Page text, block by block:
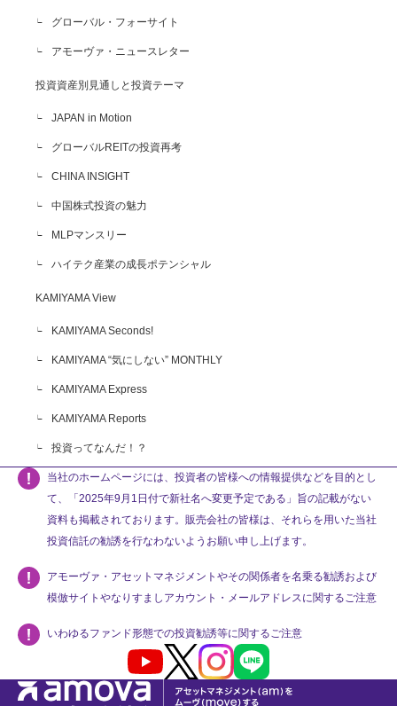
グローバル・フォーサイト
アモーヴァ・ニュースレター
投資資産別見通しと投資テーマ
JAPAN in Motion
グローバルREITの投資再考
CHINA INSIGHT
中国株式投資の魅力
MLPマンスリー
ハイテク産業の成長ポテンシャル
KAMIYAMA View
KAMIYAMA Seconds!
KAMIYAMA “気にしない” MONTHLY
KAMIYAMA Express
KAMIYAMA Reports
投資ってなんだ！？
当社のホームページには、投資者の皆様への情報提供などを目的とし
て、「2025年9月1日付で新社名へ変更予定である」旨の記載がない
資料も掲載されております。販売会社の皆様は、それらを用いた当社
投資信託の勧誘を行なわないようお願い申し上げます。
アモーヴァ・アセットマネジメントやその関係者を名乗る勧誘および
模倣サイトやなりすましアカウント・メールアドレスに関するご注意
いわゆるファンド形態での投資勧誘等に関するご注意
Youtube X InstagramLINE